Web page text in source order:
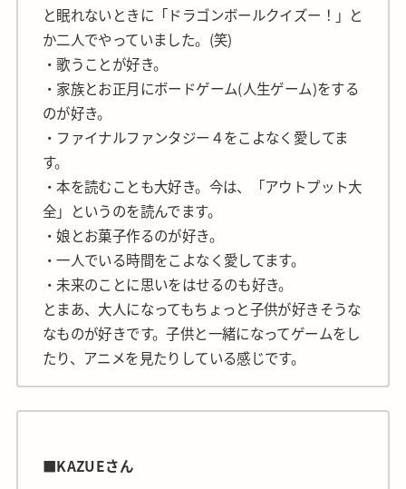
と眠れないときに「ドラゴンボールクイズー！」と
か二人でやっていました。(笑)
・歌うことが好き。
・家族とお正月にボードゲーム(人生ゲーム)をする
のが好き。
・ファイナルファンタジー４をこよなく愛してま
す。
・本を読むことも大好き。今は、「アウトプット大
全」というのを読んでます。
・娘とお菓子作るのが好き。
・一人でいる時間をこよなく愛してます。
・未来のことに思いをはせるのも好き。
とまあ、大人になってもちょっと子供が好きそうな
なものが好きです。子供と一緒になってゲームをし
たり、アニメを見たりしている感じです。
■KAZUEさん